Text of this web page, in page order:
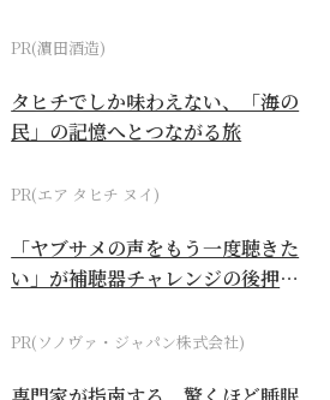
PR(濵田酒造)
タヒチでしか味わえない、「海の
民」の記憶へとつながる旅
PR(エア タヒチ ヌイ)
「ヤブサメの声をもう一度聴きた
い」が補聴器チャレンジの後押し
PR(ソノヴァ・ジャパン株式会社)